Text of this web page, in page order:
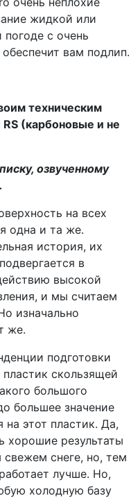
жидкой или
с очень
вам подлип.
техническим
(карбоновые и не
озвученному
на всех
одна и та же.
история, их
в
высокой
и мы считаем
изначально
же.
подготовки
скользящей
большого
большее значение
на этот пластик. Да,
хорошие результаты
снеге, но, тем
лучше. Но,
холодную базу